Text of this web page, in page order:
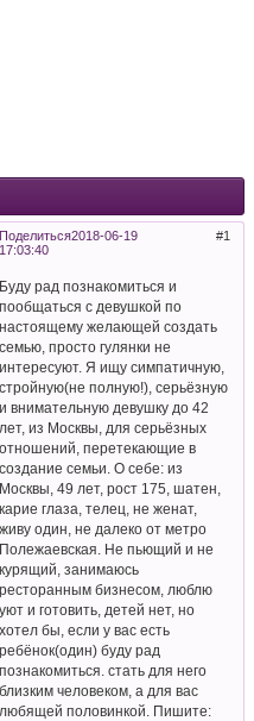
Поделиться 1
2018-06-19
17:03:40
Буду рад познакомиться и
пообщаться с девушкой по
настоящему желающей создать
семью, просто гулянки не
интересуют. Я ищу симпатичную,
стройную(не полную!), серьёзную
и внимательную девушку до 42
лет, из Москвы, для серьёзных
отношений, перетекающие в
создание семьи. О себе: из
Москвы, 49 лет, рост 175, шатен,
карие глаза, телец, не женат,
живу один, не далеко от метро
Полежаевская. Не пьющий и не
курящий, занимаюсь
ресторанным бизнесом, люблю
уют и готовить, детей нет, но
хотел бы, если у вас есть
ребёнок(один) буду рад
познакомиться. стать для него
близким человеком, а для вас
любящей половинкой. Пишите: